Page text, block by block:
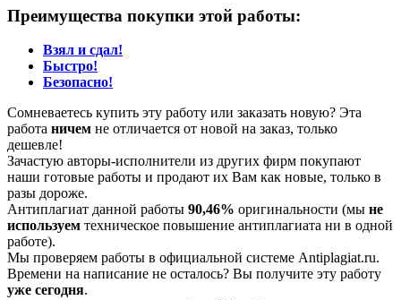
Преимущества покупки этой работы:
Взял и сдал!
Быстро!
Безопасно!
Сомневаетесь купить эту работу или заказать новую? Эта
работа ничем не отличается от новой на заказ, только
дешевле!
Зачастую авторы-исполнители из других фирм покупают
наши готовые работы и продают их Вам как новые, только в
разы дороже.
Антиплагиат данной работы 90,46% оригинальности (мы не
используем техническое повышение антиплагиата ни в одной
работе).
Мы проверяем работы в официальной системе Аntiplagiat.ru.
Времени на написание не осталось? Вы получите эту работу
уже сегодня.